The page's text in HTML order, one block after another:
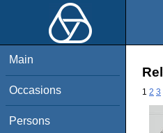
Main
Occasions
Persons
1 2 3